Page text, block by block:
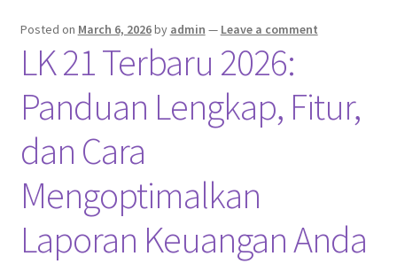
Posted on March 6, 2026by admin — Leave a comment
LK 21 Terbaru 2026:
Panduan Lengkap, Fitur,
dan Cara
Mengoptimalkan
Laporan Keuangan Anda